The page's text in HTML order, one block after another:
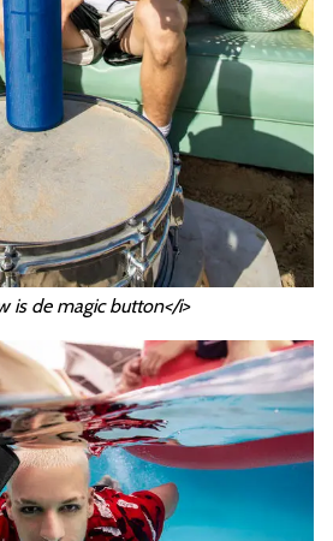
is de magic button</i>